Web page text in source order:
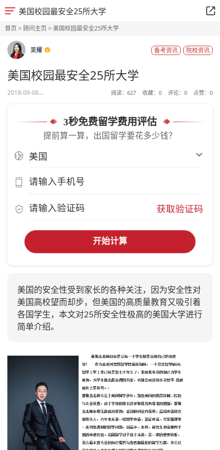
美国校园最安全25所大学
首页> 顾问主页> 美国校园最安全25所大学
吴耀 院校资讯
备考资讯
美国校园最安全25所大学
2018-09-06... 阅读： 627 收藏： 0 评论： 0 点赞： 0
3秒免费留学费用评估
提前算一算，出国留学要花多少钱？
获取验证码
开始计算
美国的安全性受到家长的各种关注，因为安全性对
美国高校望而却步，但美国的高质量教育又吸引着
各国学生，本文对25所安全性极高的美国大学进行
简单介绍。